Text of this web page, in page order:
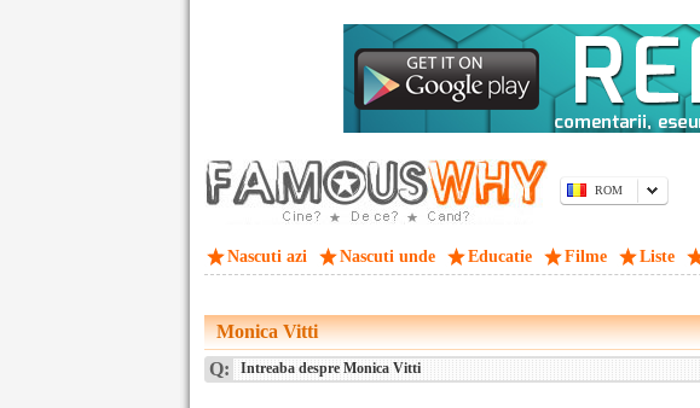
ROM
Nascuti azi Nascuti unde Educatie Filme Liste
Monica Vitti
Q: Intreaba despre Monica Vitti